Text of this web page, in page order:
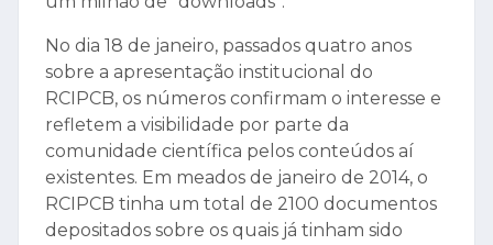
No dia 18 de janeiro, passados quatro anos
sobre a apresentação institucional do
RCIPCB, os números confirmam o interesse e
refletem a visibilidade por parte da
comunidade científica pelos conteúdos aí
existentes. Em meados de janeiro de 2014, o
RCIPCB tinha um total de 2100 documentos
depositados sobre os quais já tinham sido